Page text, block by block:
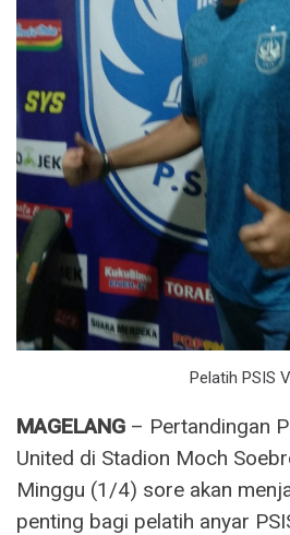
Pelatih PSIS
MAGELANG – Pertandingan
United di Stadion Moch
Minggu (1/4) sore akan
penting bagi pelatih anyar